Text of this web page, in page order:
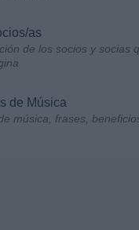
as
de los socios y socias
de Música
música, frases,